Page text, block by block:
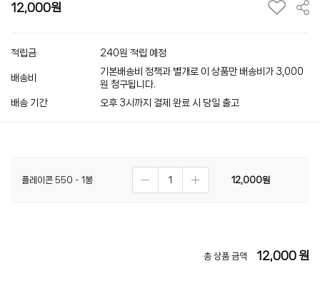
12,000
적립금 240원 적립 예정
배송비
기본배송비 정책과 별개로 이 상품만 배송비가 3,000
원 청구됩니다.
배송 기간
오후 3시까지 결제 완료 시 당일 출고
플레이콘 550 - 1봉 12,000원
총 상품 금액 12,000원